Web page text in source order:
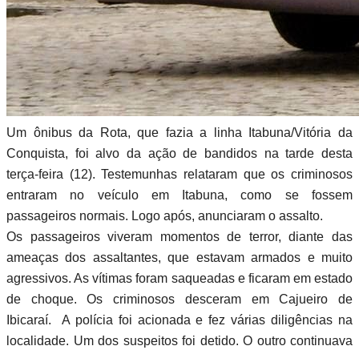
Um ônibus da Rota, que fazia a linha Itabuna/Vitória da
Conquista, foi alvo da ação de bandidos na tarde desta
terça-feira (12). Testemunhas relataram que os criminosos
entraram no veículo em Itabuna, como se fossem
passageiros normais. Logo após, anunciaram o assalto.
Os passageiros viveram momentos de terror, diante das
ameaças dos assaltantes, que estavam armados e muito
agressivos. As vítimas foram saqueadas e ficaram em estado
de choque. Os criminosos desceram em Cajueiro de
Ibicaraí. A polícia foi acionada e fez várias diligências na
localidade. Um dos suspeitos foi detido. O outro continuava